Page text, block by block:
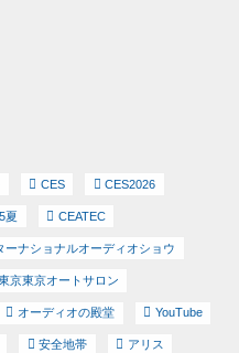
CES CES2026
夏 CEATEC
ーナショナルオーディオショウ
京東京オートサロン
オーディオの殿堂 YouTube
安全地帯 アリス